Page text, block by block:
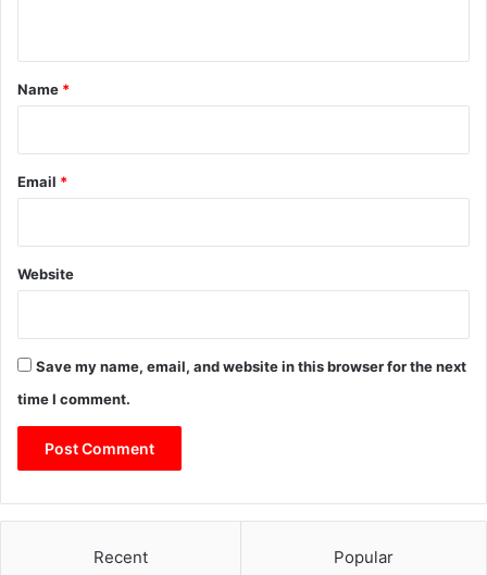
ने
ब
ढ़ा
भ
रो
सा
*
Name *
Email *
Website
Save my name, email, and website in this browser for the next
time I comment.
Recent Popular